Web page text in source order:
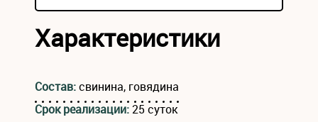
Характеристики
Состав:свинина, говядина
Срок реализации:25 суток